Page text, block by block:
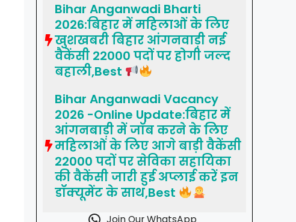
Bihar Anganwadi Bharti
2026:बिहार में महिलाओं के लिए
खुशखबरी बिहार आंगनवाड़ी नई
वैकेंसी 22000 पदों पर होगी जल्द
बहाली,Best
Bihar Anganwadi Vacancy
2026 -Online Update:बिहार में
आंगनबाड़ी में जॉब करने के लिए
महिलाओं के लिए आगे बाड़ी वैकेंसी
22000 पदों पर सेविका सहायिका
की वैकेंसी जारी हुई अप्लाई करें इन
डॉक्यूमेंट के साथ,Best
Join Our WhatsApp